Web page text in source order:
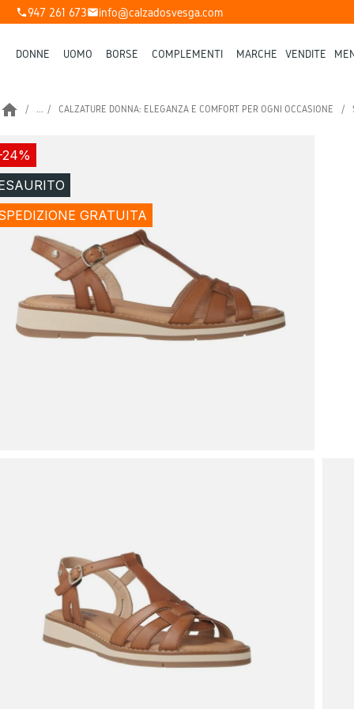
phone947 261 673mailinfo@calzadosvesga.com
DONNE UOMO BORSE COMPLEMENTI MARCHE VENDITE
home ... CALZATURE DONNA: ELEGANZA E COMFORT PER OGNI OCCASIONE
GRATUITA